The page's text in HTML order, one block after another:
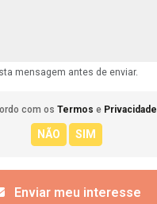
mensagem antes de enviar.
com os Termos e Privacidade
Enviar meu interesse